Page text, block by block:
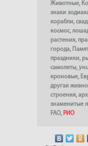
Животные,
знаки
корабли,
космос,
растения,
города,
праздники,
самолеты,
кроновые,
другая
строения,
знаменитые
FAO, РИО